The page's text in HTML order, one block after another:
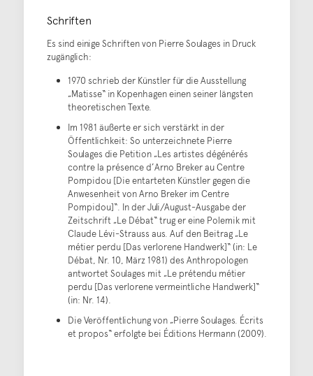
Schriften
Es sind einige Schriften von Pierre Soulages in Druck
zugänglich:
1970 schrieb der Künstler für die Ausstellung
„Matisse“ in Kopenhagen einen seiner längsten
theoretischen Texte.
Im 1981 äußerte er sich verstärkt in der
Öffentlichkeit: So unterzeichnete Pierre
Soulages die Petition „Les artistes dégénérés
contre la présence d’Arno Breker au Centre
Pompidou [Die entarteten Künstler gegen die
Anwesenheit von Arno Breker im Centre
Pompidou]“. In der Juli/August-Ausgabe der
Zeitschrift „Le Débat“ trug er eine Polemik mit
Claude Lévi-Strauss aus. Auf den Beitrag „Le
métier perdu [Das verlorene Handwerk]“ (in: Le
Débat, Nr. 10, März 1981) des Anthropologen
antwortet Soulages mit „Le prétendu métier
perdu [Das verlorene vermeintliche Handwerk]“
(in: Nr. 14).
Die Veröffentlichung von „Pierre Soulages. Écrits
et propos“ erfolgte bei Éditions Hermann (2009).